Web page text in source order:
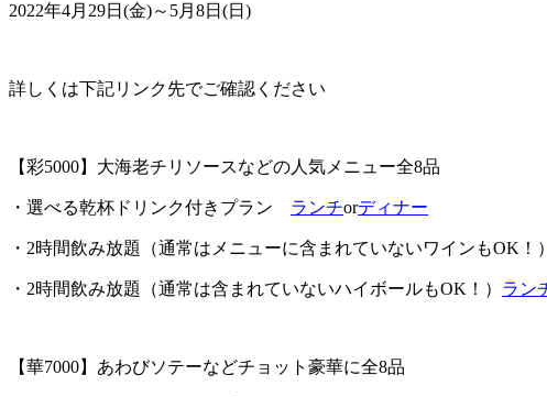
2022年4月29日(金)～5月8日(日)
詳しくは下記リンク先でご確認ください
【彩5000】大海老チリソースなどの人気メニュー全8品
・選べる乾杯ドリンク付きプラン ランチorディナー
・2時間飲み放題（通常はメニューに含まれていないワインもOK！）
・2時間飲み放題（通常は含まれていないハイボールもOK！） ラン
【華7000】あわびソテーなどチョット豪華に全8品